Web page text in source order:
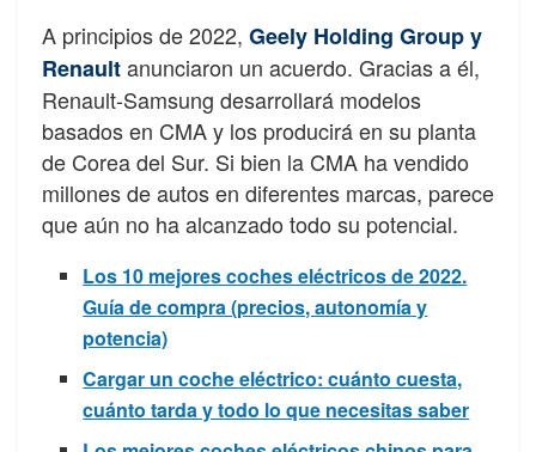
A principios de 2022, Geely Holding Group y
Renaultanunciaron un acuerdo. Gracias a él,
Renault-Samsung desarrollará modelos
basados ​​en CMA y los producirá en su planta
de Corea del Sur. Si bien la CMA ha vendido
millones de autos en diferentes marcas, parece
que aún no ha alcanzado todo su potencial.
Los 10 mejores coches eléctricos de 2022.
Guía de compra (precios, autonomía y
potencia)
Cargar un coche eléctrico: cuánto cuesta,
cuánto tarda y todo lo que necesitas saber